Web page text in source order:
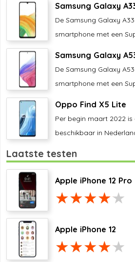
Samsung Galaxy
De Samsung Galaxy
smartphone met een
Samsung Galaxy
De Samsung Galaxy
smartphone met een
Oppo Find X5 Lite
Per begin maart 2022
beschikbaar in
Laatste testen
Apple iPhone 12 Pro
Apple iPhone 12